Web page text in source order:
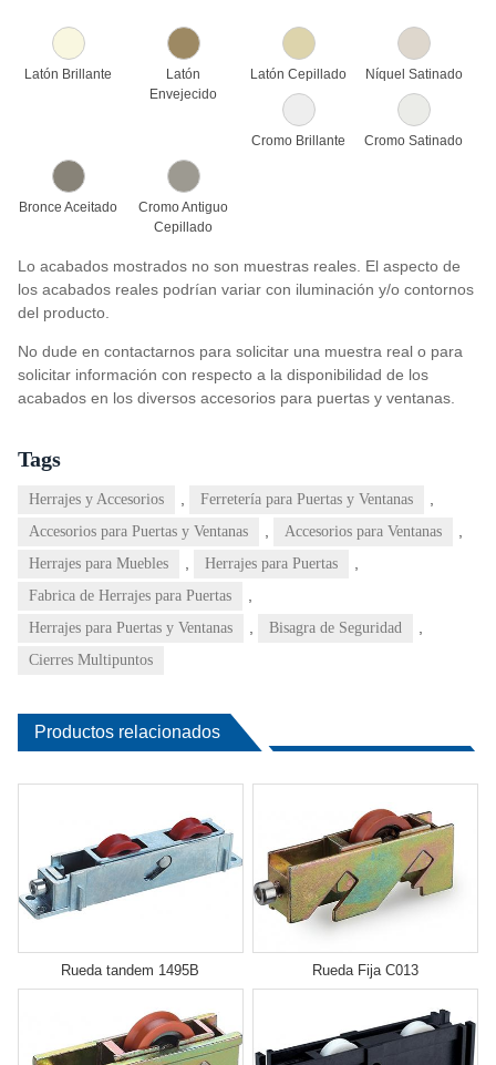
Latón Brillante
Latón
Envejecido
Latón Cepillado Níquel Satinado
Cromo Brillante Cromo Satinado
Bronce Aceitado
Cromo Antiguo
Cepillado
Lo acabados mostrados no son muestras reales. El aspecto de
los acabados reales podrían variar con iluminación y/o contornos
del producto.
No dude en contactarnos para solicitar una muestra real o para
solicitar información con respecto a la disponibilidad de los
acabados en los diversos accesorios para puertas y ventanas.
Tags
Herrajes y Accesorios Ferretería para Puertas y Ventanas
Accesorios para Puertas y Ventanas Accesorios para Ventanas
Herrajes para Muebles Herrajes para Puertas
Fabrica de Herrajes para Puertas
Herrajes para Puertas y Ventanas Bisagra de Seguridad
Cierres Multipuntos
Productos relacionados
Rueda tandem 1495B Rueda Fija C013